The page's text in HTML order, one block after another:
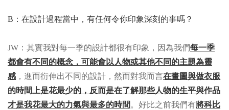
B：在設計過程當中，有任何令你印象深刻的事嗎？
JW：其實我對每一季的設計都很有印象，因為我們每一季
都會有不同的概念，可能會以人物或其他不同的主題為靈
感 ，進而衍伸出不同的設計，然而對我而言在畫圖與做衣服
的時間上是花最少的，反而是在了解那些人物的生平與作品
才是我花最大的力氣與最多的時間 。好比之前我們有將科比